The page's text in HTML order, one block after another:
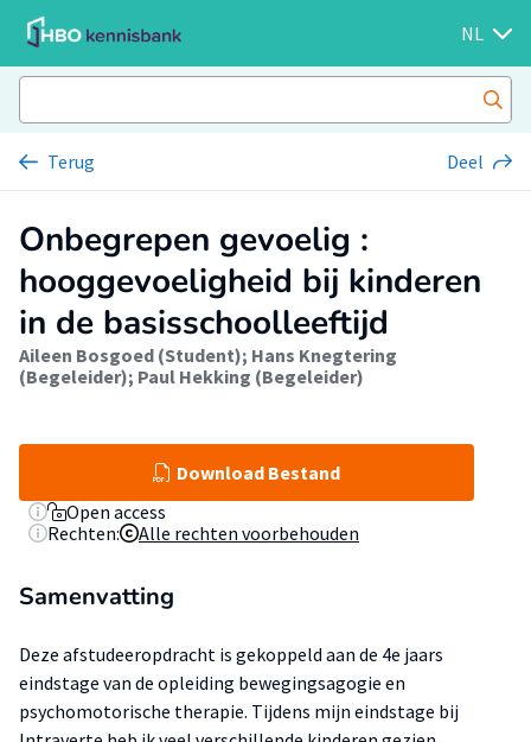
NL
Terug Deel
Onbegrepen gevoelig :
hooggevoeligheid bij kinderen
in de basisschoolleeftijd
Aileen Bosgoed (Student); Hans Knegtering
(Begeleider); Paul Hekking (Begeleider)
Download Bestand
Open access
Rechten:
Alle rechten voorbehouden
Samenvatting
Deze afstudeeropdracht is gekoppeld aan de 4e jaars
eindstage van de opleiding bewegingsagogie en
psychomotorische therapie. Tijdens mijn eindstage bij